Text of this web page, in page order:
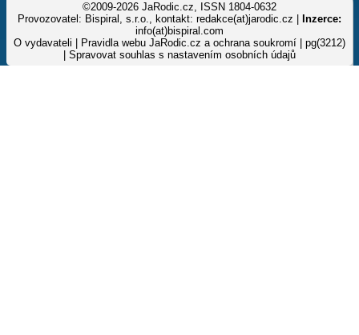
©2009-2026 JaRodic.cz, ISSN 1804-0632
Provozovatel: Bispiral, s.r.o., kontakt: redakce(at)jarodic.cz |
Inzerce:
info(at)bispiral.com
O vydavateli
Pravidla webu JaRodic.cz a ochrana soukromí | pg(3212)
Spravovat souhlas s nastavením osobních údajů